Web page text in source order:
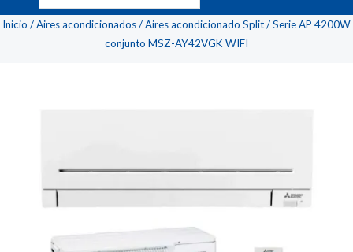
Inicio /Aires acondicionados/Aires acondicionado Split/ Serie AP 4200W
conjunto MSZ-AY42VGK WIFI